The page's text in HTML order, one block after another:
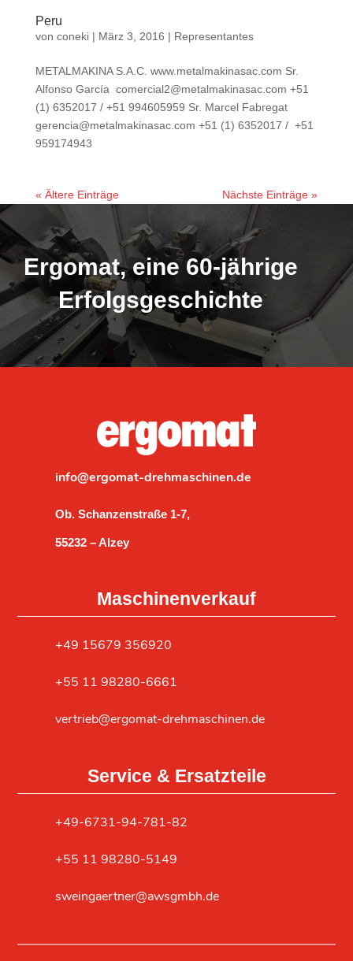
Peru
von coneki| März 3, 2016 | Representantes
METALMAKINA S.A.C. www.metalmakinasac.com Sr.
Alfonso García comercial2@metalmakinasac.com +51
(1) 6352017 / +51 994605959 Sr. Marcel Fabregat
gerencia@metalmakinasac.com +51 (1) 6352017 / +51
959174943
« Ältere Einträge Nächste Einträge »
Ergomat, eine 60-jährige
Erfolgsgeschichte
info@ergomat-drehmaschinen.de
Ob. Schanzenstraße 1-7,
55232 – Alzey
Maschinenverkauf
‎+49 15679 356920
+55 11 98280-6661
vertrieb@ergomat-drehmaschinen.de
Service & Ersatzteile
+49-6731-94-781-82
+55 11 98280-5149
sweingaertner@awsgmbh.de